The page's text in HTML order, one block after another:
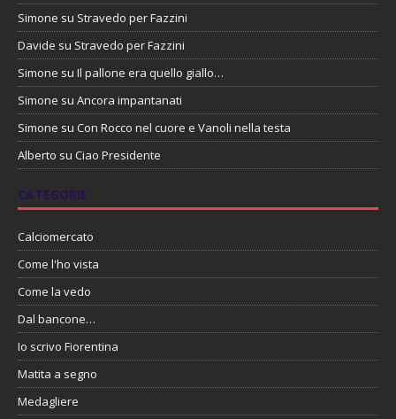
Simone su Stravedo per Fazzini
Davide su Stravedo per Fazzini
Simone su Il pallone era quello giallo…
Simone su Ancora impantanati
Simone su Con Rocco nel cuore e Vanoli nella testa
Alberto su Ciao Presidente
CATEGORIE
Calciomercato
Come l'ho vista
Come la vedo
Dal bancone…
Io scrivo Fiorentina
Matita a segno
Medagliere